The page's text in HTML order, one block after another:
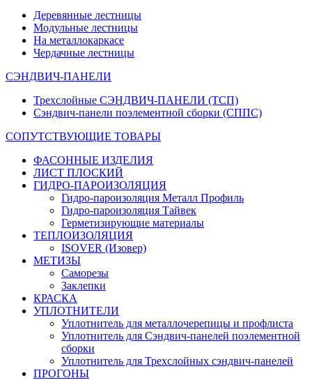
Деревянные лестницы
Модульные лестницы
На металлокаркасе
Чердачные лестницы
СЭНДВИЧ-ПАНЕЛИ
Трехслойные СЭНДВИЧ-ПАНЕЛИ (ТСП)
Сэндвич-панели поэлементной сборки (СППС)
СОПУТСТВУЮЩИЕ ТОВАРЫ
ФАСОННЫЕ ИЗДЕЛИЯ
ЛИСТ ПЛОСКИЙ
ГИДРО-ПАРОИЗОЛЯЦИЯ
Гидро-пароизоляция Металл Профиль
Гидро-пароизоляция Тайвек
Герметизирующие материалы
ТЕПЛОИЗОЛЯЦИЯ
ISOVER (Изовер)
МЕТИЗЫ
Саморезы
Заклепки
КРАСКА
УПЛОТНИТЕЛИ
Уплотнитель для металлочерепицы и профлиста
Уплотнитель для Сэндвич-панелей поэлементной
сборки
Уплотнитель для Трехслойных сэндвич-панелей
ПРОГОНЫ